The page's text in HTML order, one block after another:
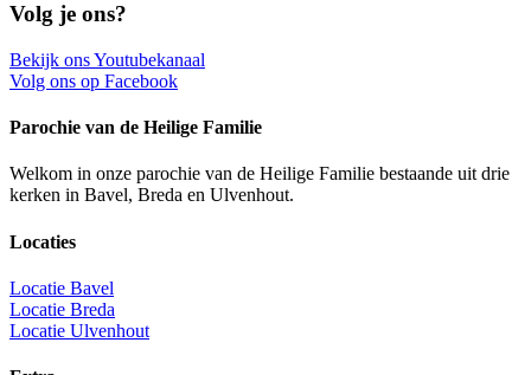
Volg je ons?
Bekijk ons Youtubekanaal
Volg ons op Facebook
Parochie van de Heilige Familie
Welkom in onze parochie van de Heilige Familie bestaande uit drie
kerken in Bavel, Breda en Ulvenhout.
Locaties
Locatie Bavel
Locatie Breda
Locatie Ulvenhout